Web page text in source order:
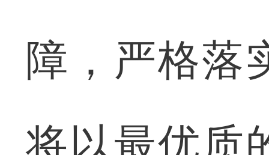
障，严格落
将以最优质